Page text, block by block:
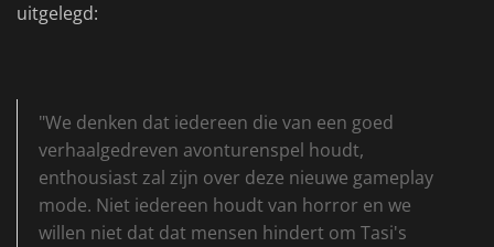
uitgelegd:
"We denken dat iedereen die van een goed
verhaalgedreven avonturenspel houdt,
enthousiast zal zijn over deze nieuwe gameplay
mode. Niet iedereen houdt van horror en we
willen niet dat dat mensen hindert om Tasi's